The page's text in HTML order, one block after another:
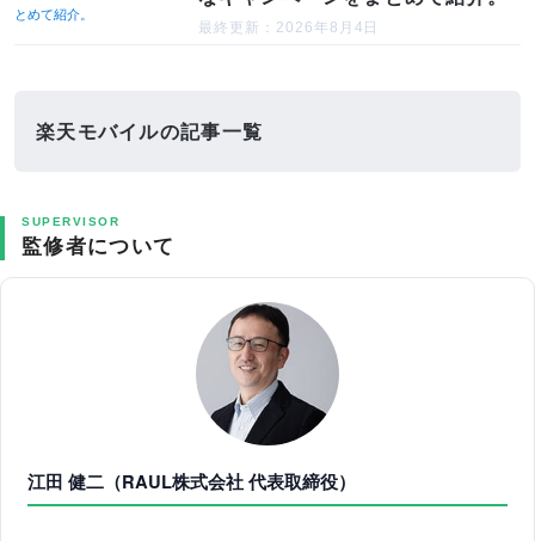
最終更新：2026年8月4日
楽天モバイルの記事一覧
SUPERVISOR
監修者について
江田 健二（RAUL株式会社 代表取締役）